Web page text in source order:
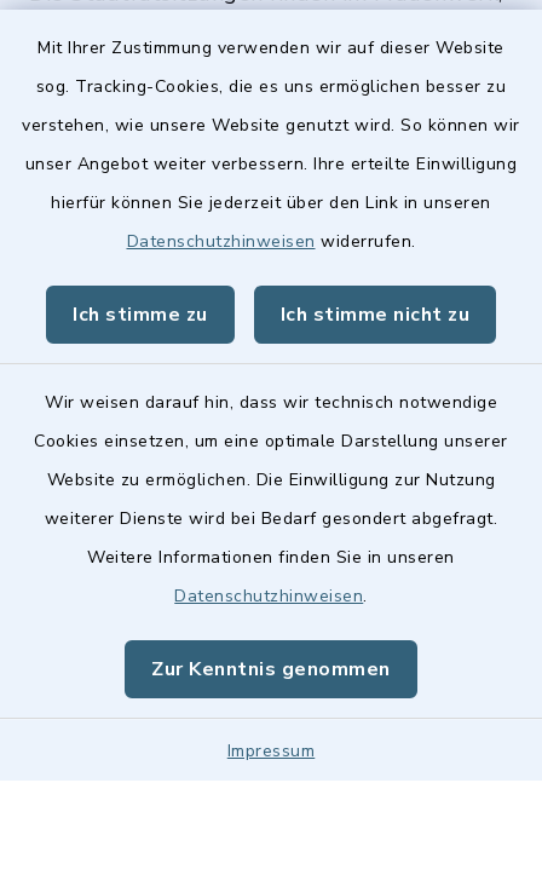
Mit Ihrer Zustimmung verwenden wir auf dieser Website
sog. Tracking-Cookies, die es uns ermöglichen besser zu
verstehen, wie unsere Website genutzt wird. So können wir
unser Angebot weiter verbessern. Ihre erteilte Einwilligung
hierfür können Sie jederzeit über den Link in unseren
Datenschutzhinweisen widerrufen.
Ich stimme zu Ich stimme nicht zu
Wir weisen darauf hin, dass wir technisch notwendige
Cookies einsetzen, um eine optimale Darstellung unserer
Website zu ermöglichen. Die Einwilligung zur Nutzung
weiterer Dienste wird bei Bedarf gesondert abgefragt.
Weitere Informationen finden Sie in unseren
Datenschutzhinweisen.
Zur Kenntnis genommen
Impressum
Quicklinks
Stellenangebote
Landkreis Fürth
Barrierefreiheit
Impressum
Sitemap